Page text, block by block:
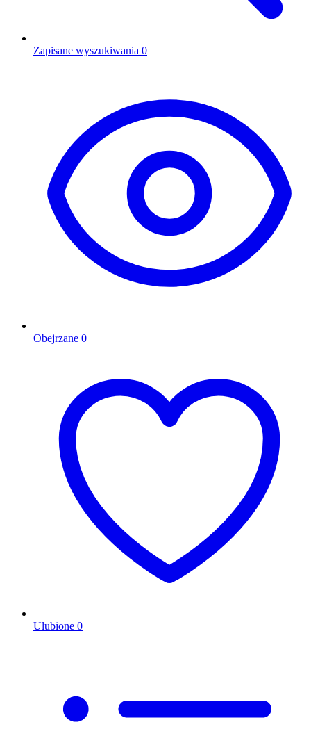
Zapisane wyszukiwania 0
Obejrzane 0
Ulubione 0